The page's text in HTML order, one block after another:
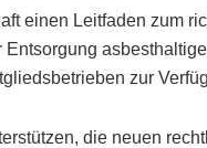
einen Leitfaden zum
zur
die neuen